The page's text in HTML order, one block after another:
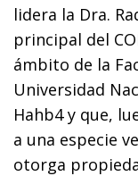
lidera la Dra.
principal del
ámbito de la
Universidad
Hahb4 y que,
a una especie
otorga